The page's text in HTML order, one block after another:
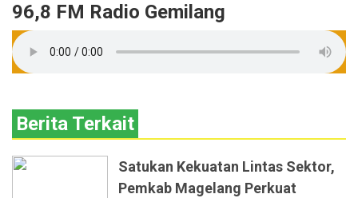
96,8 FM Radio Gemilang
Berita Terkait
Satukan Kekuatan Lintas Sektor,
Pemkab Magelang Perkuat